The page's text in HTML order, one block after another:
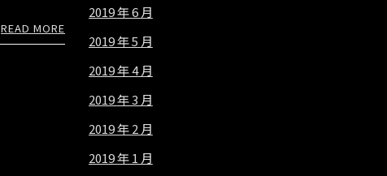
READ MORE
2019 年 6 月
2019 年 5 月
2019 年 4 月
2019 年 3 月
2019 年 2 月
2019 年 1 月